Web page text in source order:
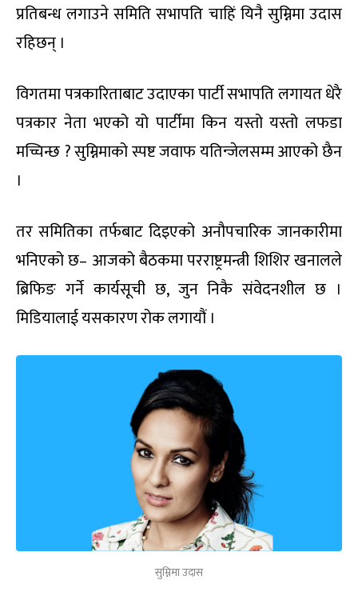
प्रतिबन्ध लगाउने समिति सभापति चाहिं यिनै सुम्निमा उदास
रहिछन् ।
विगतमा पत्रकारिताबाट उदाएका पार्टी सभापति लगायत धेरै
पत्रकार नेता भएको यो पार्टीमा किन यस्तो यस्तो लफडा
मच्चिन्छ ? सुम्निमाको स्पष्ट जवाफ यतिन्जेलसम्म आएको छैन
।
तर समितिका तर्फबाट दिइएको अनौपचारिक जानकारीमा
भनिएको छ– आजको बैठकमा परराष्ट्रमन्त्री शिशिर खनालले
ब्रिफिङ गर्ने कार्यसूची छ, जुन निकै संवेदनशील छ ।
मिडियालाई यसकारण रोक लगायौं ।
सुम्निमा उदास